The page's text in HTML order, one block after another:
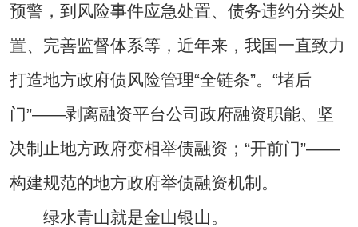
预警，到风险事件应急处置、债务违约分类处
置、完善监督体系等，近年来，我国一直致力
打造地方政府债风险管理“全链条”。“堵后
门”——剥离融资平台公司政府融资职能、坚
决制止地方政府变相举债融资；“开前门”——
构建规范的地方政府举债融资机制。
绿水青山就是金山银山。